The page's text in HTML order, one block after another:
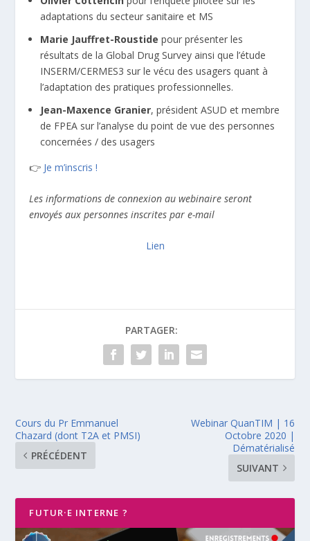
adaptations du secteur sanitaire et MS
Marie Jauffret-Roustide pour présenter les
résultats de la Global Drug Survey ainsi que l’étude
INSERM/CERMES3 sur le vécu des usagers quant à
l’adaptation des pratiques professionnelles.
Jean-Maxence Granier, président ASUD et membre
de FPEA sur l’analyse du point de vue des personnes
concernées / des usagers
👉 Je m’inscris !
Les informations de connexion au webinaire seront
envoyés aux personnes inscrites par e-mail
Lien
PARTAGER:
Cours du Pr Emmanuel
Chazard (dont T2A et PMSI)
PRÉCÉDENT
Webinar QuanTIM | 16
Octobre 2020 |
Dématérialisé
SUIVANT
FUTUR·E INTERNE ?